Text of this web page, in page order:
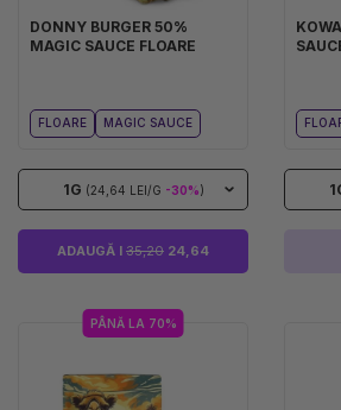
DONNY BURGER 50%
MAGIC SAUCE FLOARE
FLOARE MAGIC SAUCE
1G (24,64 LEI/G -30%)
ADAUGĂ I 35,20 24,64
PÂNĂ LA 70%